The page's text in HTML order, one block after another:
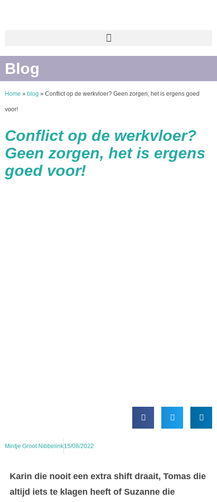
Blog
Home » blog » Conflict op de werkvloer? Geen zorgen, het is ergens goed
voor!
Conflict op de werkvloer?
Geen zorgen, het is ergens
goed voor!
Mintje Groot Nibbelink15/08/2022
Karin die nooit een extra shift draait, Tomas die
altijd iets te klagen heeft of Suzanne die